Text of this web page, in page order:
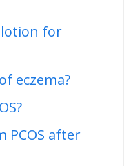
lotion for
eczema?
PCOS after